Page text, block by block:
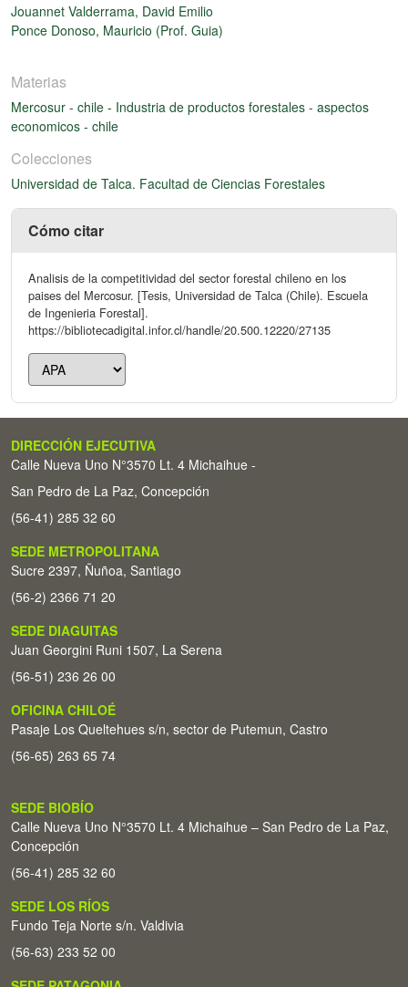
Jouannet Valderrama, David Emilio
Ponce Donoso, Mauricio (Prof. Guia)
Materias
Mercosur - chile - Industria de productos forestales - aspectos
economicos - chile
Colecciones
Universidad de Talca. Facultad de Ciencias Forestales
Cómo citar
Analisis de la competitividad del sector forestal chileno en los
paises del Mercosur. [Tesis, Universidad de Talca (Chile). Escuela
de Ingenieria Forestal].
https://bibliotecadigital.infor.cl/handle/20.500.12220/27135
DIRECCIÓN EJECUTIVA
Calle Nueva Uno N°3570 Lt. 4 Michaihue -
San Pedro de La Paz, Concepción
(56-41) 285 32 60
SEDE METROPOLITANA
Sucre 2397, Ñuñoa, Santiago
(56-2) 2366 71 20
SEDE DIAGUITAS
Juan Georgini Runi 1507, La Serena
(56-51) 236 26 00
OFICINA CHILOÉ
Pasaje Los Queltehues s/n, sector de Putemun, Castro
(56-65) 263 65 74
SEDE BIOBÍO
Calle Nueva Uno N°3570 Lt. 4 Michaihue – San Pedro de La Paz,
Concepción
(56-41) 285 32 60
SEDE LOS RÍOS
Fundo Teja Norte s/n. Valdivia
(56-63) 233 52 00